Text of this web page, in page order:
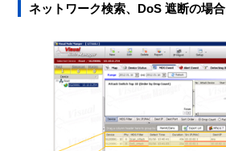
ネットワーク検索、DoS 遮断の場合